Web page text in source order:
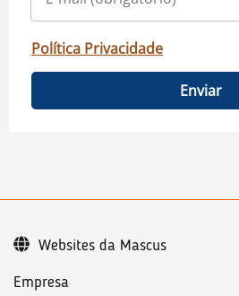
Política Privacidade
Enviar
Empresa
Websites da Mascus